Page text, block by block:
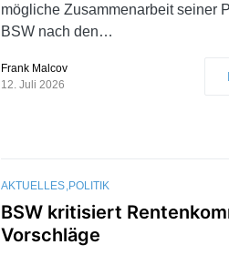
mögliche Zusammenarbeit seiner
BSW nach den…
Frank Malcov
12. Juli 2026
AKTUELLES POLITIK
BSW kritisiert
Vorschläge